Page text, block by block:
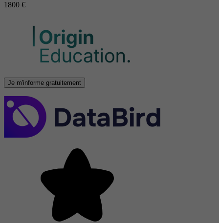
1800 €
Je m'informe gratuitement